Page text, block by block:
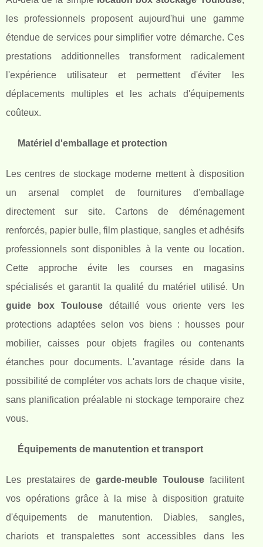
les professionnels proposent aujourd'hui une gamme
étendue de services pour simplifier votre démarche. Ces
prestations additionnelles transforment radicalement
l'expérience utilisateur et permettent d'éviter les
déplacements multiples et les achats d'équipements
coûteux.
Matériel d'emballage et protection
Les centres de stockage moderne mettent à disposition
un arsenal complet de fournitures d'emballage
directement sur site. Cartons de déménagement
renforcés, papier bulle, film plastique, sangles et adhésifs
professionnels sont disponibles à la vente ou location.
Cette approche évite les courses en magasins
spécialisés et garantit la qualité du matériel utilisé. Un
guide box Toulousedétaillé vous oriente vers les
protections adaptées selon vos biens : housses pour
mobilier, caisses pour objets fragiles ou contenants
étanches pour documents. L'avantage réside dans la
possibilité de compléter vos achats lors de chaque visite,
sans planification préalable ni stockage temporaire chez
vous.
Équipements de manutention et transport
Les prestataires degarde-meuble Toulousefacilitent
vos opérations grâce à la mise à disposition gratuite
d'équipements de manutention. Diables, sangles,
chariots et transpalettes sont accessibles dans les